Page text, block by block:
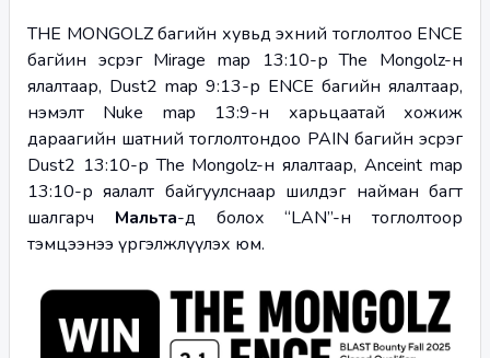
THE MONGOLZ багийн хувьд эхний тоглолтоо ENCE
багйин эсрэг Mirage map 13:10-р The Mongolz-н
ялалтаар, Dust2 map 9:13-р ENCE багийн ялалтаар,
нэмэлт Nuke map 13:9-н харьцаатай хожиж
дараагийн шатний тоглолтондоо PAIN багийн эсрэг
Dust2 13:10-р The Mongolz-н ялалтаар, Anceint map
13:10-р яалалт байгуулснаар шилдэг найман багт
шалгарч Мальта-д болох “LAN”-н тоглолтоор
тэмцээнээ үргэлжлүүлэх юм.